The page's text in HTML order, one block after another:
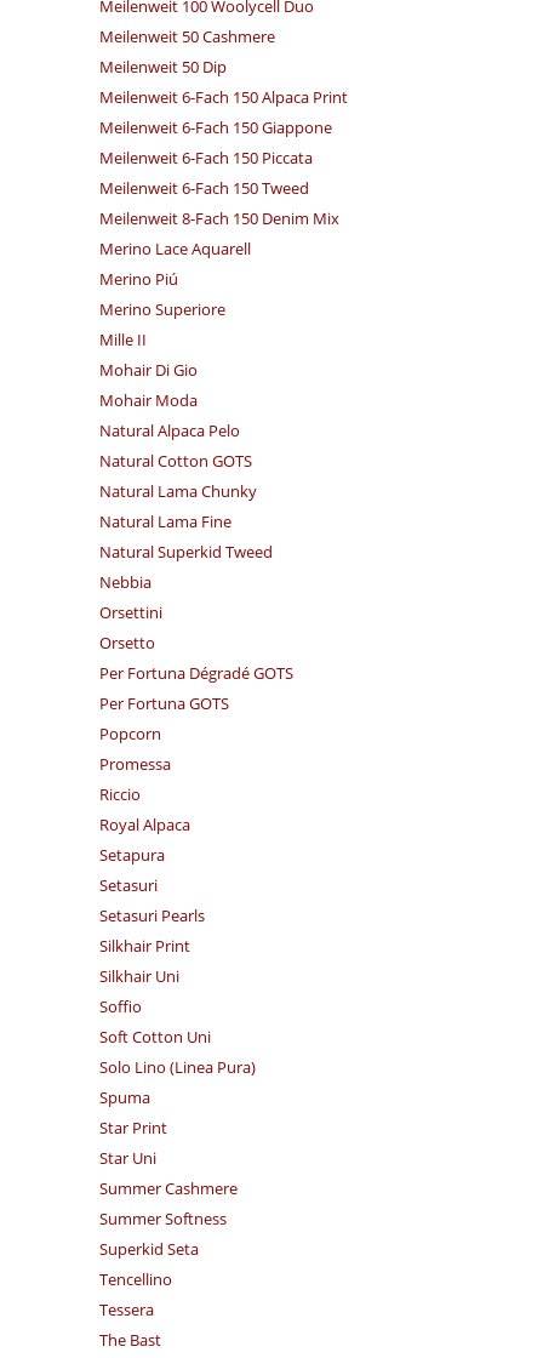
Meilenweit 100 Woolycell Duo
Meilenweit 50 Cashmere
Meilenweit 50 Dip
Meilenweit 6-Fach 150 Alpaca Print
Meilenweit 6-Fach 150 Giappone
Meilenweit 6-Fach 150 Piccata
Meilenweit 6-Fach 150 Tweed
Meilenweit 8-Fach 150 Denim Mix
Merino Lace Aquarell
Merino Piú
Merino Superiore
Mille II
Mohair Di Gio
Mohair Moda
Natural Alpaca Pelo
Natural Cotton GOTS
Natural Lama Chunky
Natural Lama Fine
Natural Superkid Tweed
Nebbia
Orsettini
Orsetto
Per Fortuna Dégradé GOTS
Per Fortuna GOTS
Popcorn
Promessa
Riccio
Royal Alpaca
Setapura
Setasuri
Setasuri Pearls
Silkhair Print
Silkhair Uni
Soffio
Soft Cotton Uni
Solo Lino (Linea Pura)
Spuma
Star Print
Star Uni
Summer Cashmere
Summer Softness
Superkid Seta
Tencellino
Tessera
The Bast